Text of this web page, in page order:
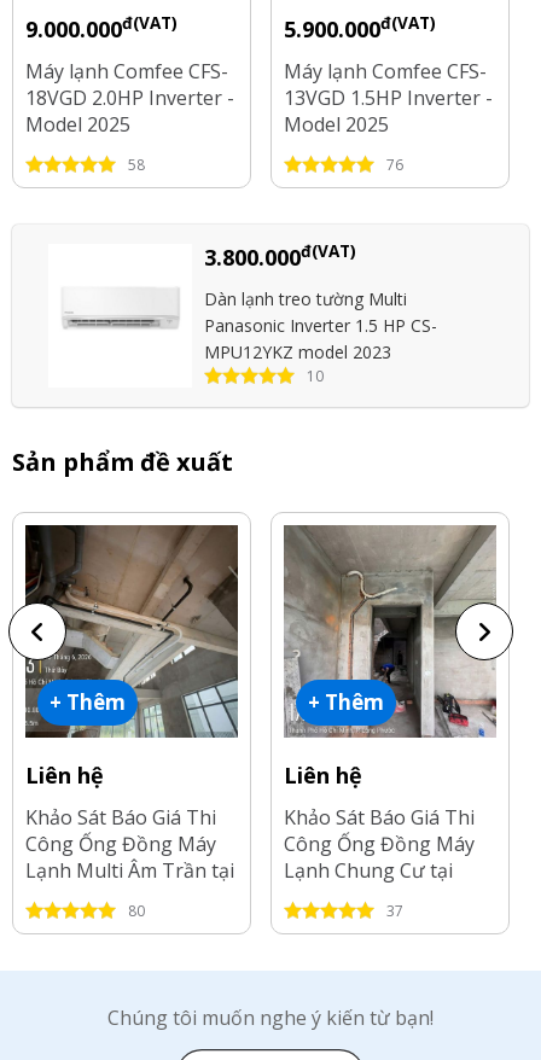
9.000.000đ(VAT)
Máy lạnh Comfee CFS-
18VGD 2.0HP Inverter -
Model 2025
58
5.900.000đ(VAT)
Máy lạnh Comfee CFS-
13VGD 1.5HP Inverter -
Model 2025
76
3.800.000đ(VAT)
Dàn lạnh treo tường Multi
Panasonic Inverter 1.5 HP CS-
MPU12YKZ model 2023
10
Sản phẩm đề xuất
+ Thêm
Liên hệ
Khảo Sát Báo Giá Thi
Công Ống Đồng Máy
Lạnh Multi Âm Trần tại
Tp.HCM-2026
80
+ Thêm
Liên hệ
Khảo Sát Báo Giá Thi
Công Ống Đồng Máy
Lạnh Chung Cư tại
Long An-2026
37
Chúng tôi muốn nghe ý kiến từ bạn!